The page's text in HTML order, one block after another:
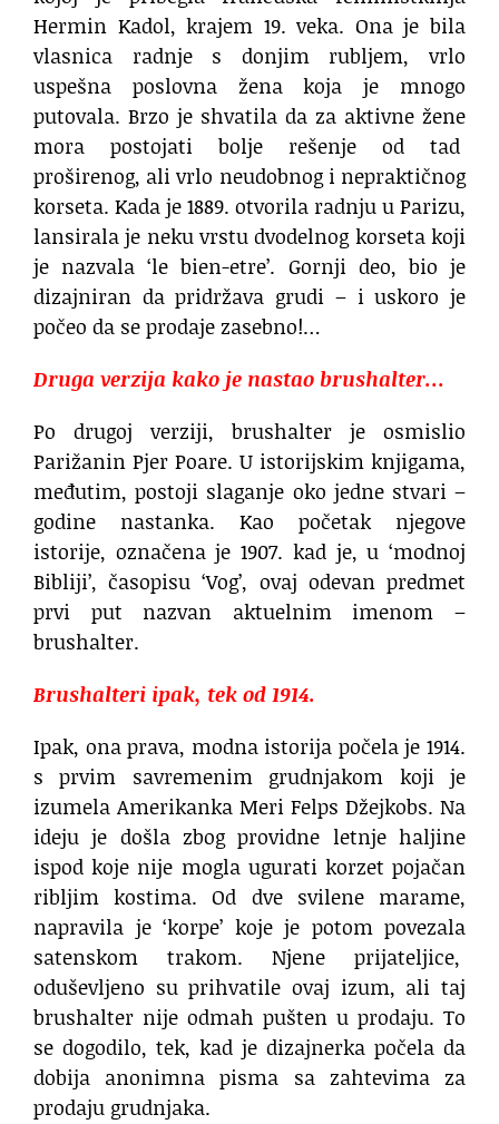
Hermin Kadol, krajem 19. veka. Ona je bila
vlasnica radnje s donjim rubljem, vrlo
uspešna poslovna žena koja je mnogo
putovala. Brzo je shvatila da za aktivne žene
mora postojati bolje rešenje od tad
proširenog, ali vrlo neudobnog i nepraktičnog
korseta. Kada je 1889. otvorila radnju u Parizu,
lansirala je neku vrstu dvodelnog korseta koji
je nazvala ‘le bien-etre’. Gornji deo, bio je
dizajniran da pridržava grudi – i uskoro je
počeo da se prodaje zasebno!…
Druga verzija kako je nastao brushalter…
Po drugoj verziji, brushalter je osmislio
Parižanin Pjer Poare. U istorijskim knjigama,
međutim, postoji slaganje oko jedne stvari –
godine nastanka. Kao početak njegove
istorije, označena je 1907. kad je, u ‘modnoj
Bibliji’, časopisu ‘Vog’, ovaj odevan predmet
prvi put nazvan aktuelnim imenom –
brushalter.
Brushalteri ipak, tek od 1914.
Ipak, ona prava, modna istorija počela je 1914.
s prvim savremenim grudnjakom koji je
izumela Amerikanka Meri Felps Džejkobs. Na
ideju je došla zbog providne letnje haljine
ispod koje nije mogla ugurati korzet pojačan
ribljim kostima. Od dve svilene marame,
napravila je ‘korpe’ koje je potom povezala
satenskom trakom. Njene prijateljice,
oduševljeno su prihvatile ovaj izum, ali taj
brushalter nije odmah pušten u prodaju. To
se dogodilo, tek, kad je dizajnerka počela da
dobija anonimna pisma sa zahtevima za
prodaju grudnjaka.